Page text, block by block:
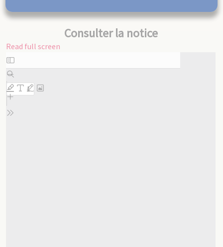
Consulter la notice
Read full screen
Skip
to
PDF
content